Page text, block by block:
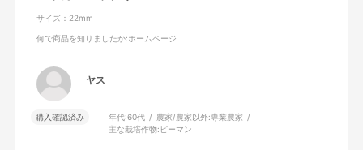
サイズ：22mm
何で商品を知りましたか:ホームページ
ヤス
購入確認済み 年代:60代 農家/農家以外:専業農家
主な栽培作物: ピーマン